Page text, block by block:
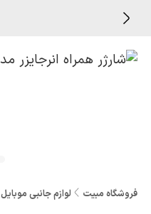
فروشگاه مبیت لوازم جانبی موبایل